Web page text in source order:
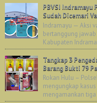
PBVSI Indramayu
Sudah Dicemari
Indramayu — Aksi
bertanggung
Kabupaten
Tangkap 3
Barang Bukti 79
Rokan Hulu –
mengungkap
mengamankan